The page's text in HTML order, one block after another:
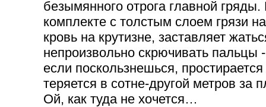
безымянного отрога главной
комплекте с толстым слоем грязи
кровь на крутизне, заставляет
непроизвольно скрючивать пальцы
если поскользнешься,
теряется в сотне-другой метров за
Ой, как туда не хочется…